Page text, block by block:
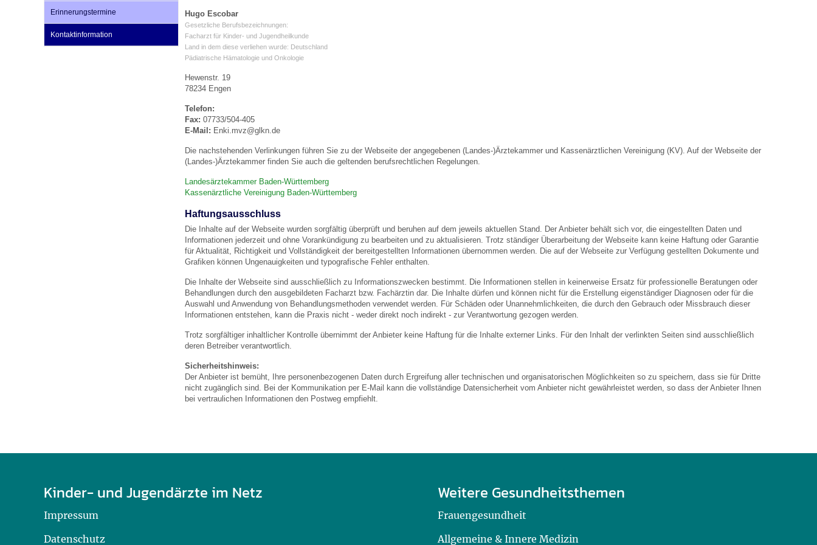
Impfsicherheit
Häufige Fragen
Recht auf Impfung
Vorsorge- und Impferinnerung
Notdienste
Empfehlungen zum Bildschirmmediengebrauch
Hörlexikon
Material zu den Vorsorgen
Entwicklungskalender
Broschüren und Informationsflyer
Familienzeit gesund gestalten
U0-Vorsorge
Erinnerungstermine
Kontaktinformation
Hugo Escobar
Gesetzliche Berufsbezeichnungen:
Facharzt für Kinder- und Jugendheilkunde
Land in dem diese verliehen wurde: Deutschland
Pädiatrische Hämatologie und Onkologie
Hewenstr. 19
78234 Engen
Telefon:
Fax: 07733/504-405
E-Mail: Enki.mvz@glkn.de
Die nachstehenden Verlinkungen führen Sie zu der Webseite der angegebenen (Landes-)Ärztekammer und Kassenärztlichen Vereinigung (KV). Auf der Webseite der
(Landes-)Ärztekammer finden Sie auch die geltenden berufsrechtlichen Regelungen.
Landesärztekammer Baden-Württemberg
Kassenärztliche Vereinigung Baden-Württemberg
Haftungsausschluss
Die Inhalte auf der Webseite wurden sorgfältig überprüft und beruhen auf dem jeweils aktuellen Stand. Der Anbieter behält sich vor, die eingestellten Daten und
Informationen jederzeit und ohne Vorankündigung zu bearbeiten und zu aktualisieren. Trotz ständiger Überarbeitung der Webseite kann keine Haftung oder Garantie
für Aktualität, Richtigkeit und Vollständigkeit der bereitgestellten Informationen übernommen werden. Die auf der Webseite zur Verfügung gestellten Dokumente und
Grafiken können Ungenauigkeiten und typografische Fehler enthalten.
Die Inhalte der Webseite sind ausschließlich zu Informationszwecken bestimmt. Die Informationen stellen in keinerweise Ersatz für professionelle Beratungen oder
Behandlungen durch den ausgebildeten Facharzt bzw. Fachärztin dar. Die Inhalte dürfen und können nicht für die Erstellung eigenständiger Diagnosen oder für die
Auswahl und Anwendung von Behandlungsmethoden verwendet werden. Für Schäden oder Unannehmlichkeiten, die durch den Gebrauch oder Missbrauch dieser
Informationen entstehen, kann die Praxis nicht - weder direkt noch indirekt - zur Verantwortung gezogen werden.
Trotz sorgfältiger inhaltlicher Kontrolle übernimmt der Anbieter keine Haftung für die Inhalte externer Links. Für den Inhalt der verlinkten Seiten sind ausschließlich
deren Betreiber verantwortlich.
Sicherheitshinweis:
Der Anbieter ist bemüht, Ihre personenbezogenen Daten durch Ergreifung aller technischen und organisatorischen Möglichkeiten so zu speichern, dass sie für Dritte
nicht zugänglich sind. Bei der Kommunikation per E-Mail kann die vollständige Datensicherheit vom Anbieter nicht gewährleistet werden, so dass der Anbieter Ihnen
bei vertraulichen Informationen den Postweg empfiehlt.
Kinder- und Jugendärzte im Netz
Impressum
Datenschutz
Weitere Gesundheitsthemen
Frauengesundheit
Allgemeine & Innere Medizin